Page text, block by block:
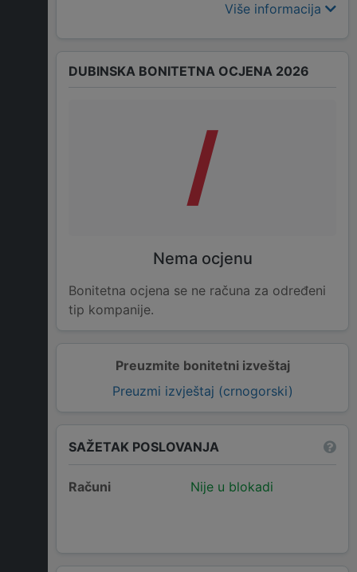
Više informacija
Preuzmite bonitetni izveštaj
Preuzmi izvještaj (crnogorski)
DUBINSKA BONITETNA OCJENA 2026
/
Nema ocjenu
Bonitetna ocjena se ne računa za određeni
tip kompanije.
SAŽETAK POSLOVANJA
Računi Nije u blokadi